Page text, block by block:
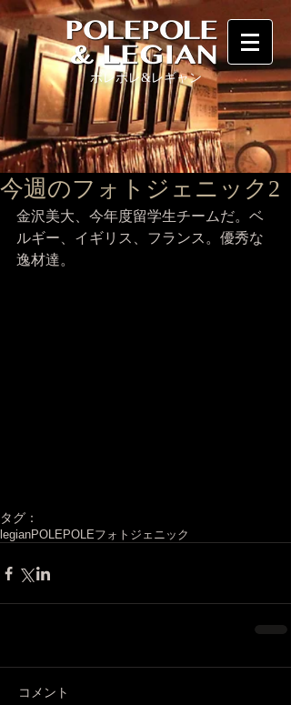
ポレポレ&レギャン
今週のフォトジェニック2
金沢美大、今年度留学生チームだ。ベ
ルギー、イギリス、フランス。優秀な
逸材達。
タグ：
legianPOLEPOLEフォトジェニック
コメント